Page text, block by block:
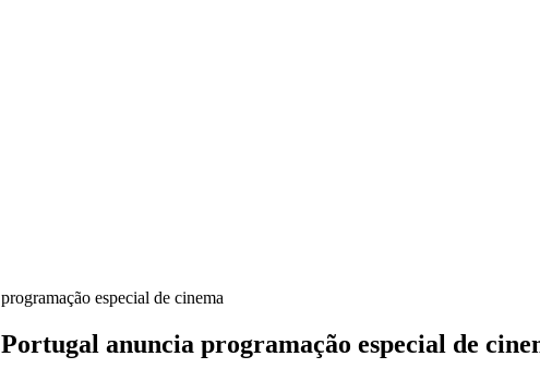
especial de cinema
anuncia programação especial de